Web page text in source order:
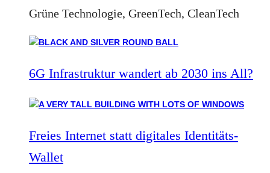
Grüne Technologie, GreenTech, CleanTech
6G Infrastruktur wandert ab 2030 ins All?
Freies Internet statt digitales Identitäts-
Wallet